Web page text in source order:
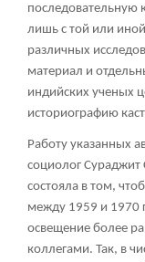
последовательную
лишь с той или
различных
материал и
индийских ученых
историографию
Работу указанных
социолог Сураджит
состояла в том,
между 1959 и 1970
освещение более
коллегами. Так, в